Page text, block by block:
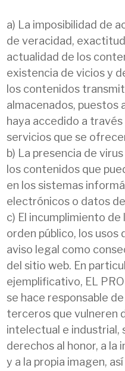
a) La imposibilidad de
de veracidad,
actualidad de los
existencia de vicios y
los contenidos
almacenados, puestos
haya accedido a
servicios que se
b) La presencia de
los contenidos que
en los sistemas
electrónicos o datos
c) El incumplimiento de
orden público, los
aviso legal como
del sitio web. En
ejemplificativo, EL
se hace responsable
terceros que vulneren
intelectual e industrial,
derechos al honor, a la
y a la propia imagen,